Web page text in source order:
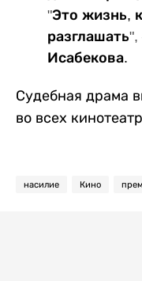
"‎Это жизнь,
разглашать",
Исабекова.
Судебная драма
во всех
насилие Кино